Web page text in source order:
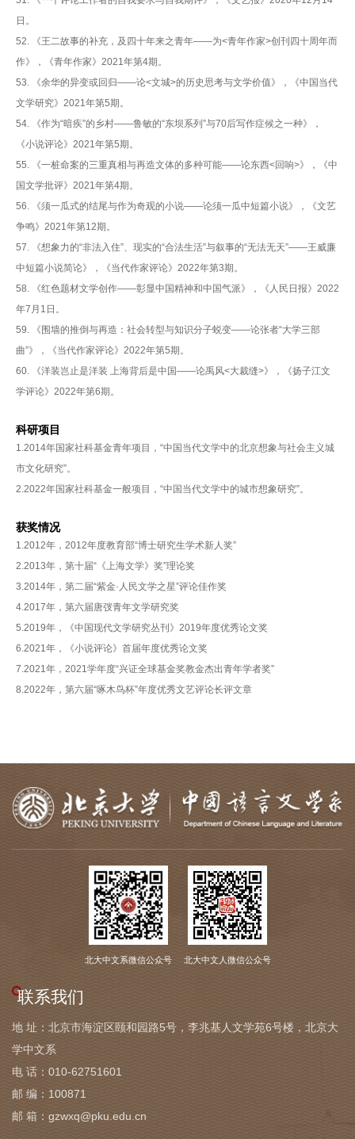
日。
52. 《王二故事的补充，及四十年来之青年——为<青年作家>创刊四十周年而
作》，《青年作家》2021年第4期。
53. 《余华的异变或回归——论<文城>的历史思考与文学价值》，《中国当代
文学研究》2021年第5期。
54. 《作为“暗疾”的乡村——鲁敏的“东坝系列”与70后写作症候之一种》，
《小说评论》2021年第5期。
55. 《一桩命案的三重真相与再造文体的多种可能——论东西<回响>》，《中
国文学批评》2021年第4期。
56. 《须一瓜式的结尾与作为奇观的小说——论须一瓜中短篇小说》，《文艺
争鸣》2021年第12期。
57. 《想象力的“非法入住”、现实的“合法生活”与叙事的“无法无天”——王威廉
中短篇小说简论》，《当代作家评论》2022年第3期。
58. 《红色题材文学创作——彰显中国精神和中国气派》，《人民日报》2022
年7月1日。
59. 《围墙的推倒与再造：社会转型与知识分子蜕变——论张者“大学三部
曲”》，《当代作家评论》2022年第5期。
60. 《洋装岂止是洋装 上海背后是中国——论禹风<大裁缝>》，《扬子江文
学评论》2022年第6期。
科研项目
1.2014年国家社科基金青年项目，“中国当代文学中的北京想象与社会主义城
市文化研究”。
2.2022年国家社科基金一般项目，“中国当代文学中的城市想象研究”。
获奖情况
1.2012年，2012年度教育部“博士研究生学术新人奖”
2.2013年，第十届“《上海文学》奖”理论奖
3.2014年，第二届“紫金·人民文学之星”评论佳作奖
4.2017年，第六届唐弢青年文学研究奖
5.2019年，《中国现代文学研究丛刊》2019年度优秀论文奖
6.2021年，《小说评论》首届年度优秀论文奖
7.2021年，2021学年度“兴证全球基金奖教金杰出青年学者奖”
8.2022年，第六届“啄木鸟杯”年度优秀文艺评论长评文章
北大中文系微信公众号 北大中文人微信公众号
联系我们
地 址：北京市海淀区颐和园路5号，李兆基人文学苑6号楼，北京大
学中文系
电 话：010-62751601
邮 编：100871
邮 箱：gzwxq@pku.edu.cn